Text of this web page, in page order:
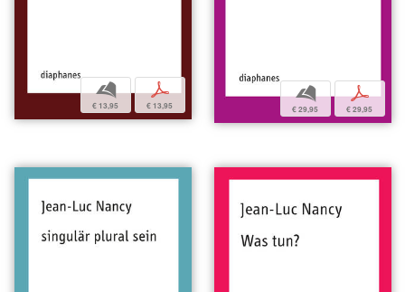
b
€ 13,95
p
€ 13,95
b
€ 29,95
p
€ 29,95